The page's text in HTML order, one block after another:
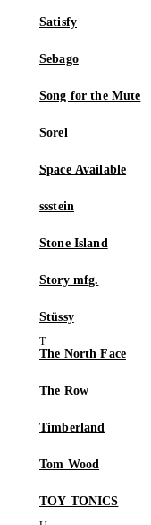
Satisfy
Sebago
Song for the Mute
Sorel
Space Available
ssstein
Stone Island
Story mfg.
Stüssy
The North Face
The Row
Timberland
Tom Wood
TOY TONICS